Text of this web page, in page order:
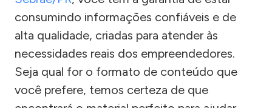
consumindo informações confiáveis e de
alta qualidade, criadas para atender às
necessidades reais dos empreendedores.
Seja qual for o formato de conteúdo que
você prefere, temos certeza de que